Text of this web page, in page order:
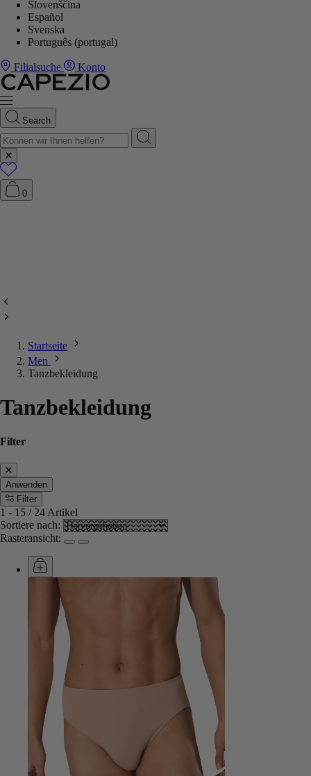
Slovenščina
Español
Svenska
Português (portugal)
Filialsuche Konto
Search
0
Startseite
Men
Tanzbekleidung
Tanzbekleidung
Filter
Anwenden
Filter
1 - 15 / 24 Artikel
Sortiere nach:
Rasteransicht: